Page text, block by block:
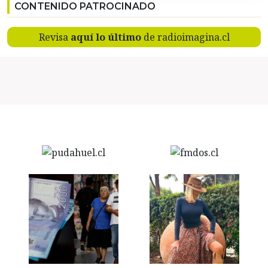
CONTENIDO PATROCINADO
Revisa aquí lo últimode radioimagina.cl